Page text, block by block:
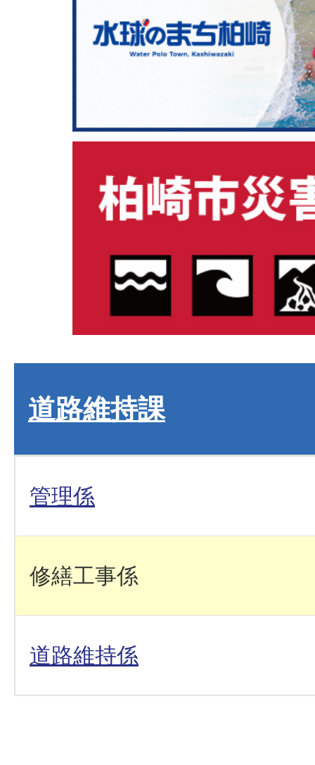
道路維持課
管理係
修繕工事係
道路維持係